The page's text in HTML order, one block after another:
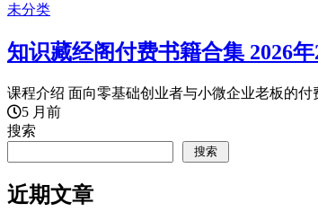
未分类
知识藏经阁付费书籍合集 2026
课程介绍 面向零基础创业者与小微企业老板的
5 月前
搜索
搜索
近期文章